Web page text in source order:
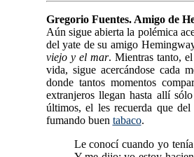
Gregorio Fuentes. Amigo de
Aún sigue abierta la polémica
del yate de su amigo
viejo y el mar. Mientras tanto,
vida, sigue acercándose cada
donde tantos momentos
extranjeros llegan hasta allí
últimos, el les recuerda que
fumando buen tabaco.
Le conocí cuando yo